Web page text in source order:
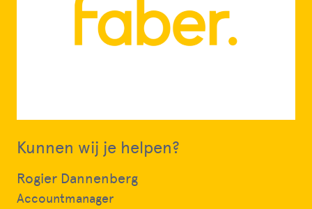
Kunnen wij je helpen?
Rogier Dannenberg
Accountmanager